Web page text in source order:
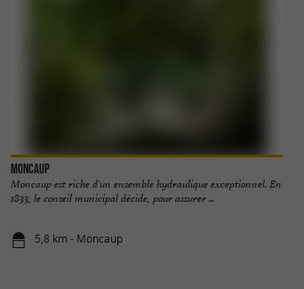
Moncaup
Moncaup est riche d'un ensemble hydraulique exceptionnel. En
1833, le conseil municipal décide, pour assurer ...
5,8 km - Moncaup